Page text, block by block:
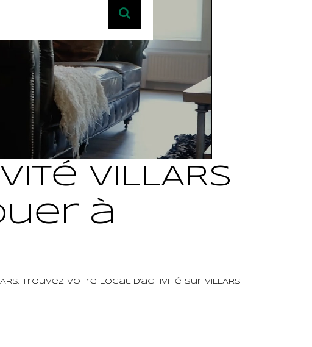
VILLARS
à
Trouvez votre Local d'activité sur VILLARS